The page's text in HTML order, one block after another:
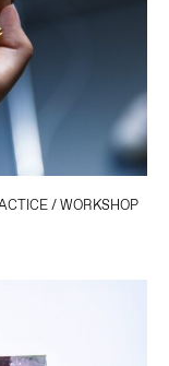
/WORKSHOP